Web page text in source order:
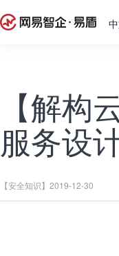
【解
服务设
【安全知识】 2019-12-30